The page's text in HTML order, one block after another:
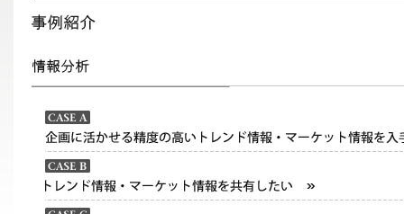
企画に活かせる精度の高いトレンド情報・マーケット情報を入手したい
トレンド情報・マーケット情報を共有したい